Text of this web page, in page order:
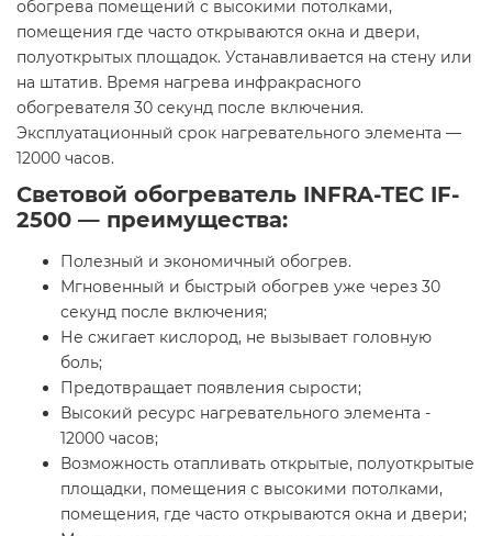
обогрева помещений с высокими потолками,
помещения где часто открываются окна и двери,
полуоткрытых площадок. Устанавливается на стену или
на штатив. Время нагрева инфракрасного
обогревателя 30 секунд после включения.
Эксплуатационный срок нагревательного элемента —
12000 часов.
Световой обогреватель INFRA-TEC IF-
2500 — преимущества:
Полезный и экономичный обогрев.
Мгновенный и быстрый обогрев уже через 30
секунд после включения;
Не сжигает кислород, не вызывает головную
боль;
Предотвращает появления сырости;
Высокий ресурс нагревательного элемента -
12000 часов;
Возможность отапливать открытые, полуоткрытые
площадки, помещения с высокими потолками,
помещения, где часто открываются окна и двери;